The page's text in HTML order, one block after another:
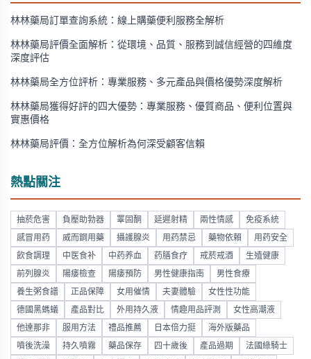
林林藥局訂單查詢系統：線上購藥便利服務全解析
林林藥局評價全面解析：從環境、品質、服務到誠信經營的四維度
深度評估
林林藥局全方位評析：專業服務、多元產品與價格優勢深度解析
林林藥局獲得好評的四大優勢：專業服務、優質商品、便利位置與
實惠價格
林林藥局評價：全方位解析為何深受顧客信賴
熱點關注
抽菸危害 負壓助勃器 睪固酮 延遲射精 兩性情感 免疫系統
感冒用药 威而鋼用藥 攝護腺炎 用药禁忌 藥物依賴 用药安全
飲食調理 中医食补 中药养血 药膳食疗 戒菸戒酒 生殖健康
前列腺炎 陽痿檢查 陽痿預防 男性健康指南 男性食療
養生粥食譜 正品保障 女用催情 夫妻體驗 女性性功能
德國黑螞蟻 產品對比 外用持久液 情趣用品評測 女性高潮液
他達那非 服用方法 禮品推薦 日本倍力挺 海外版藥品
噴後洗澡 持久噴霧 藥品保存 四十歲後 產品過期 法國綠騎士